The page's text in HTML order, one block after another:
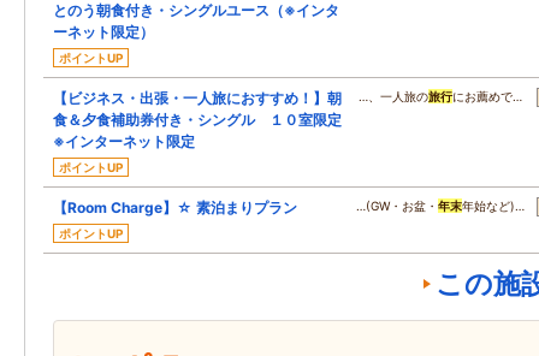
とのう朝食付き・シングルユース（※インタ
ーネット限定）
ポイントUP
【ビジネス・出張・一人旅におすすめ！】朝
食＆夕食補助券付き・シングル １０室限定
※インターネット限定
ポイントUP
…、一人旅の旅行にお薦めで…
【Room Charge】☆ 素泊まりプラン
ポイントUP
…(GW・お盆・ 年末年始など)…
この施